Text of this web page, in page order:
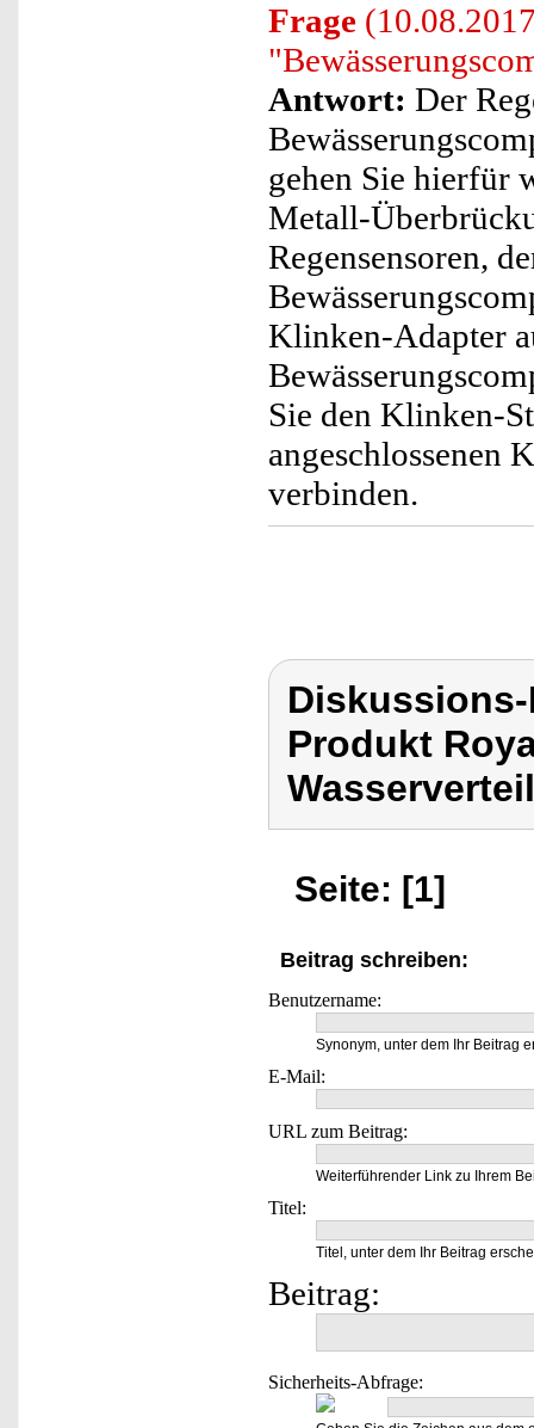
Frage
Antwort: Der
gehen Sie hierfür
Metall-
Regensensoren,
Klinken-Adapter
Sie den Klinken-
angeschlossenen
verbinden.
Produkt
Seite: [1]
Beitrag schreiben:
Benutzername:
Synonym, unter dem Ihr Beitrag
E-Mail:
URL zum Beitrag:
Weiterführender Link zu Ihrem
Titel:
Titel, unter dem Ihr Beitrag
Beitrag:
Sicherheits-Abfrage: